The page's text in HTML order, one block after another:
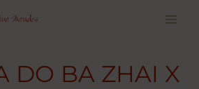
DO BA ZHAI X